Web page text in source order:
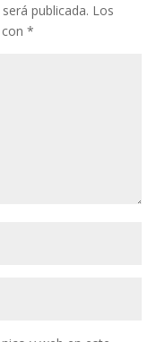
publicada. Los
*